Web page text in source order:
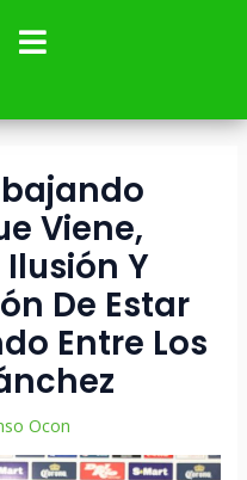
Viene,
Y
De Estar
Entre Los
Ocon